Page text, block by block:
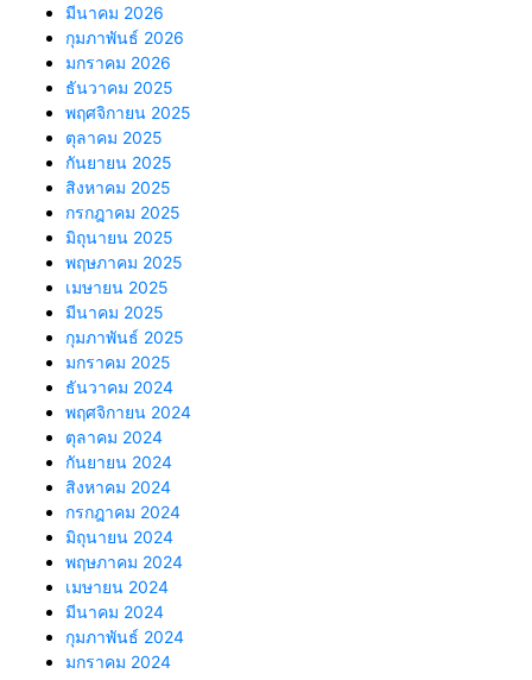
มีนาคม 2026
กุมภาพันธ์ 2026
มกราคม 2026
ธันวาคม 2025
พฤศจิกายน 2025
ตุลาคม 2025
กันยายน 2025
สิงหาคม 2025
กรกฎาคม 2025
มิถุนายน 2025
พฤษภาคม 2025
เมษายน 2025
มีนาคม 2025
กุมภาพันธ์ 2025
มกราคม 2025
ธันวาคม 2024
พฤศจิกายน 2024
ตุลาคม 2024
กันยายน 2024
สิงหาคม 2024
กรกฎาคม 2024
มิถุนายน 2024
พฤษภาคม 2024
เมษายน 2024
มีนาคม 2024
กุมภาพันธ์ 2024
มกราคม 2024